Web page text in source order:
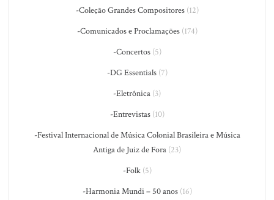
-Coleção Grandes Compositores(12)
-Comunicados e Proclamações(174)
-Concertos(5)
-DG Essentials(7)
-Eletrônica (3)
-Entrevistas(10)
-Festival Internacional de Música Colonial Brasileira e Música
Antiga de Juiz de Fora (23)
-Folk(5)
-Harmonia Mundi – 50 anos(16)